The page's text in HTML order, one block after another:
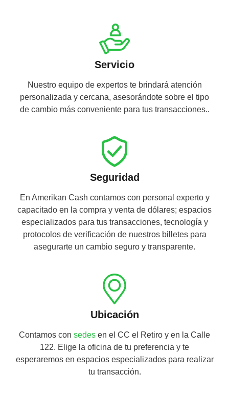
Servicio
Nuestro equipo de expertos te brindará atención
personalizada y cercana, asesorándote sobre el tipo
de cambio más conveniente para tus transacciones..
Seguridad
En Amerikan Cash contamos con personal experto y
capacitado en la compra y venta de dólares; espacios
especializados para tus transacciones, tecnología y
protocolos de verificación de nuestros billetes para
asegurarte un cambio seguro y transparente.
Ubicación
Contamos con sedes en el CC el Retiro y en la Calle
122. Elige la oficina de tu preferencia y te
esperaremos en espacios especializados para realizar
tu transacción.